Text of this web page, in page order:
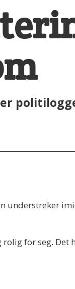
understreker
for seg.